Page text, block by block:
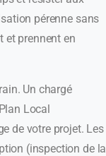
pérenne sans
et prennent en
Un chargé
Local
de votre projet. Les
(inspection de la